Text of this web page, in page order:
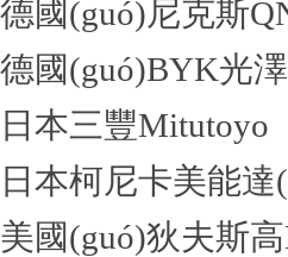
德國(guó)尼克斯
德國(guó)BYK光
日本三豐Mitutoyo
日本柯尼卡美能達
美國(guó)狄夫斯